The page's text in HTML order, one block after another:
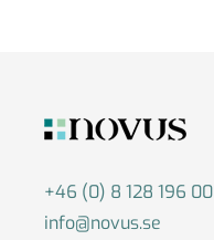
+46 (0) 8 128 196 00
info@novus.se